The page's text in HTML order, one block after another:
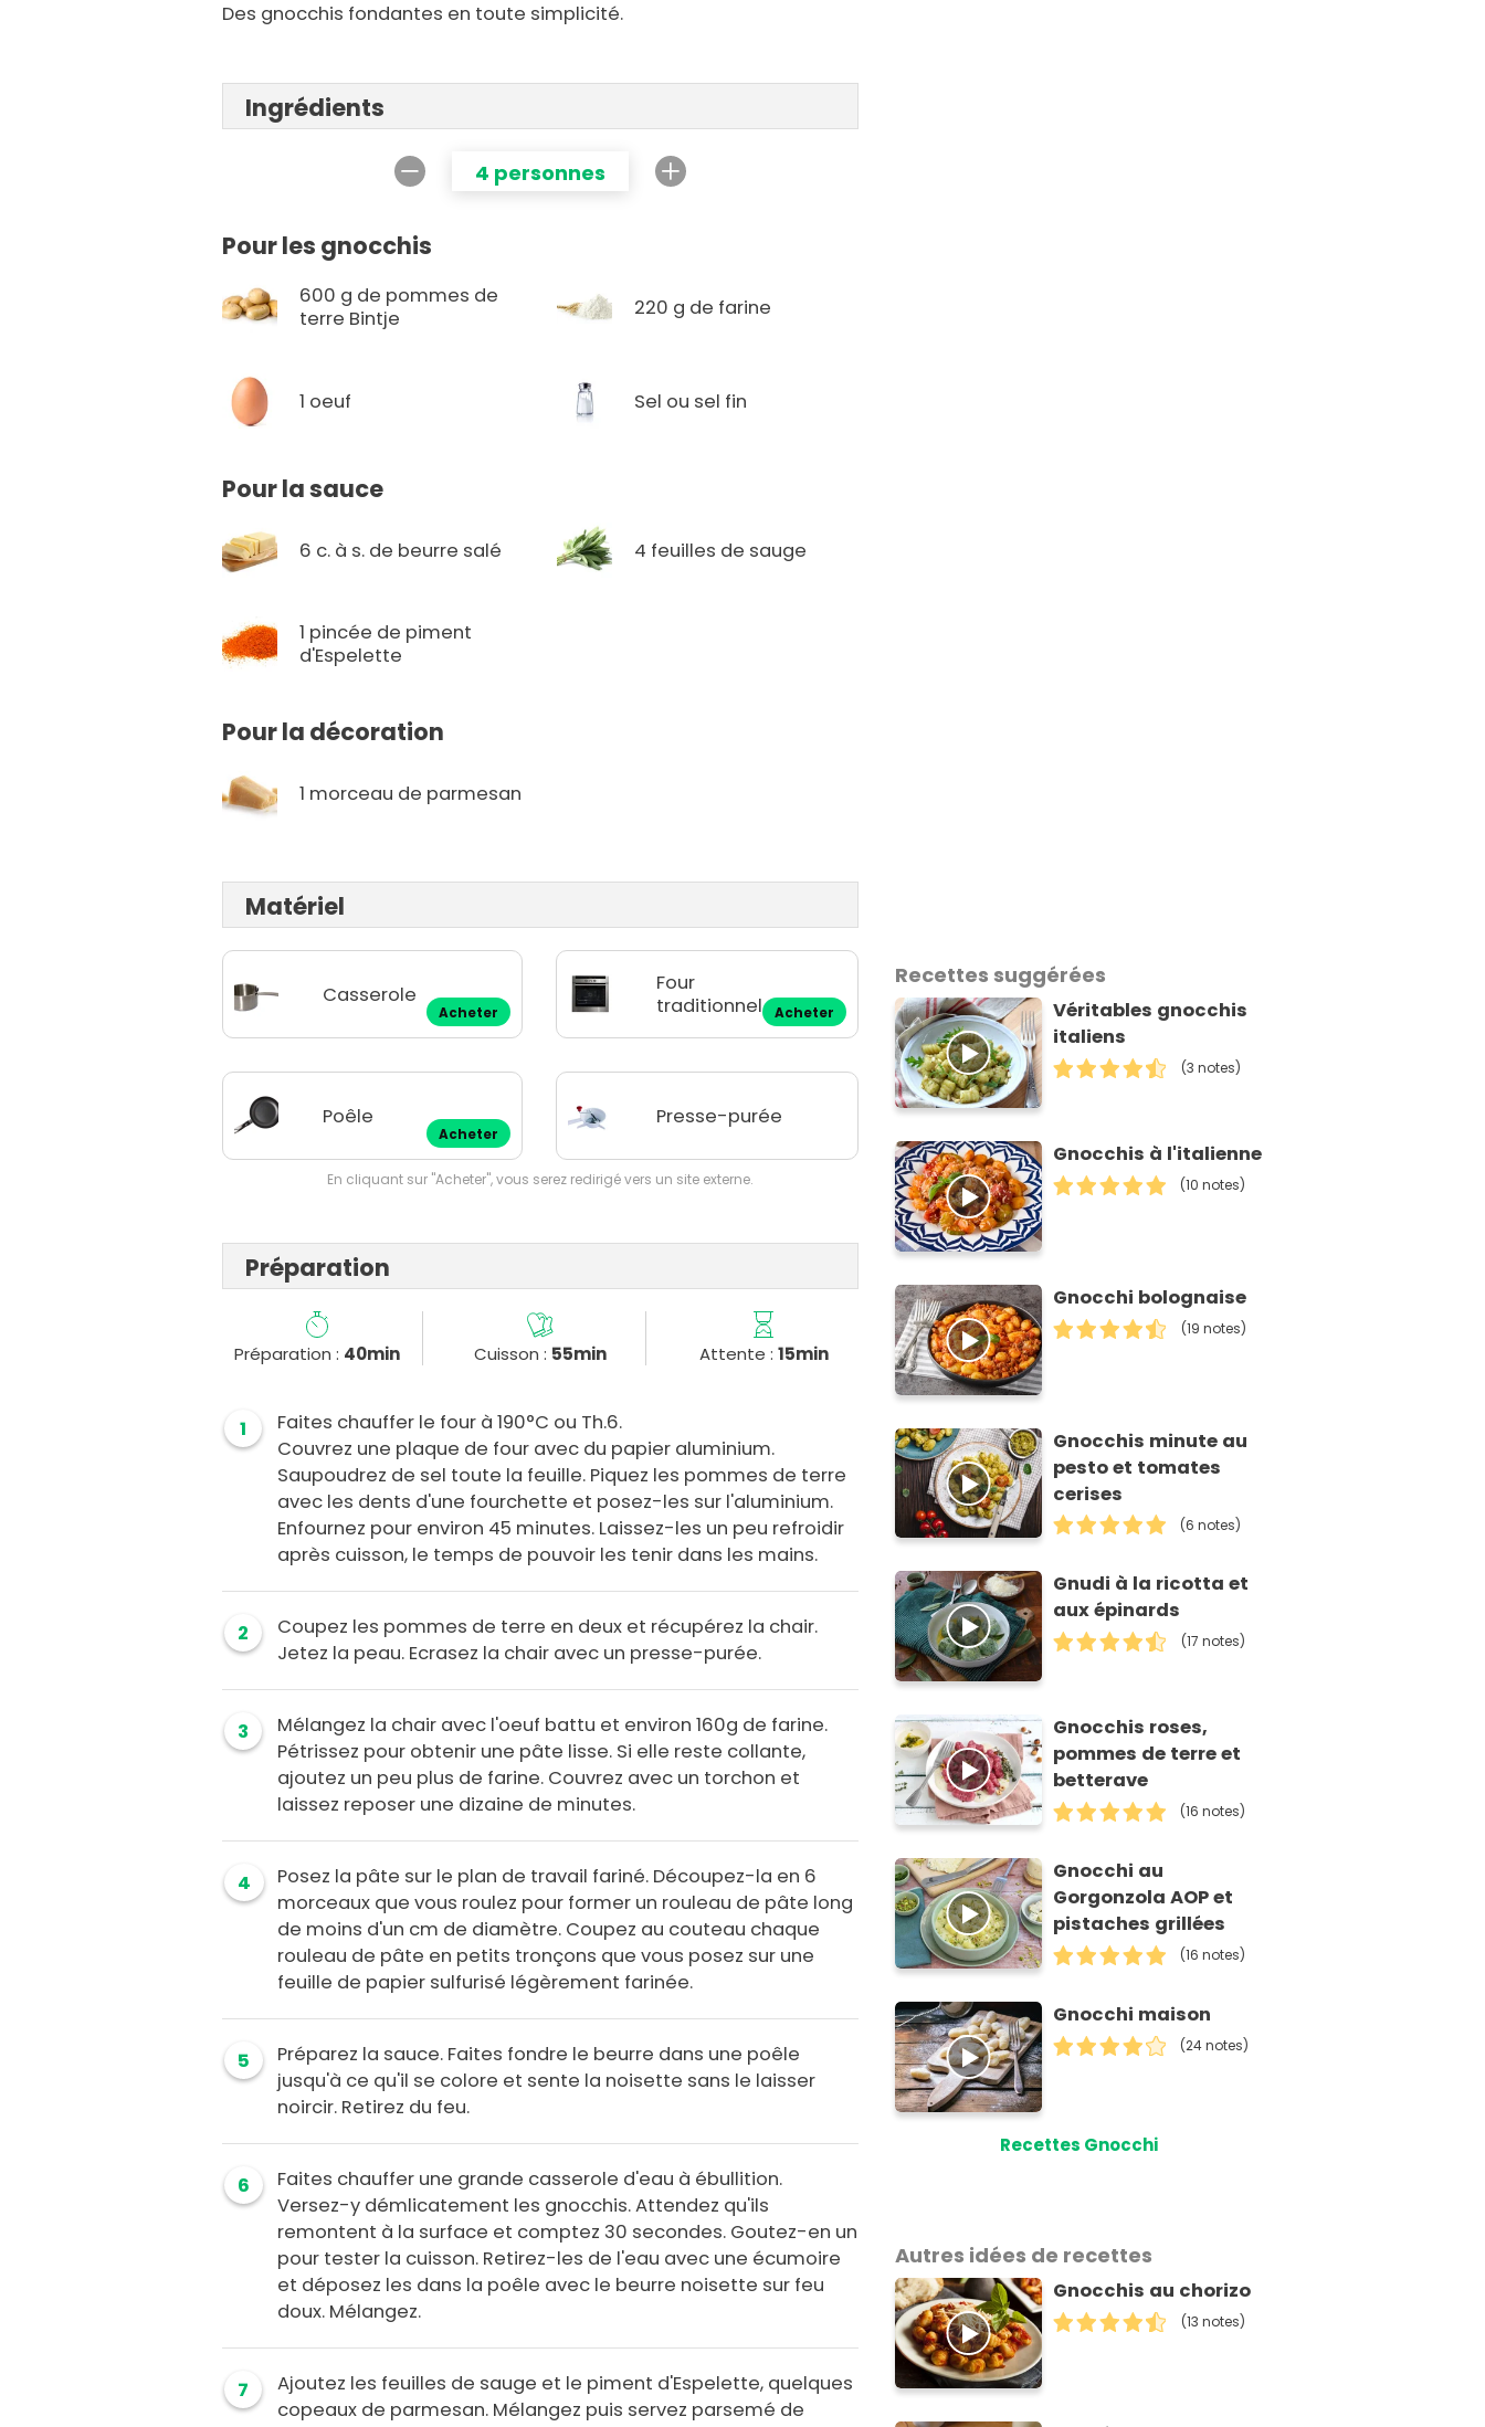
Des gnocchis fondantes en toute simplicité.
Ingrédients
4 personnes
Pour les gnocchis
600 g de pommes de
terre Bintje
220 g de farine
1 oeuf Sel ou sel fin
Pour la sauce
6 c. à s. de beurre salé 4 feuilles de sauge
1 pincée de piment
d'Espelette
Pour la décoration
1 morceau de parmesan
Matériel
Casserole
Acheter
Four
traditionnel
Acheter
Poêle
Acheter
Presse-purée
En cliquant sur "Acheter", vous serez redirigé vers un site externe.
Préparation
Préparation : 40min Cuisson : 55min Attente : 15min
1
Faites chauffer le four à 190°C ou Th.6.
Couvrez une plaque de four avec du papier aluminium.
Saupoudrez de sel toute la feuille. Piquez les pommes de terre
avec les dents d'une fourchette et posez-les sur l'aluminium.
Enfournez pour environ 45 minutes. Laissez-les un peu refroidir
après cuisson, le temps de pouvoir les tenir dans les mains.
2
Coupez les pommes de terre en deux et récupérez la chair.
Jetez la peau. Ecrasez la chair avec un presse-purée.
3
Mélangez la chair avec l'oeuf battu et environ 160g de farine.
Pétrissez pour obtenir une pâte lisse. Si elle reste collante,
ajoutez un peu plus de farine. Couvrez avec un torchon et
laissez reposer une dizaine de minutes.
4
Posez la pâte sur le plan de travail fariné. Découpez-la en 6
morceaux que vous roulez pour former un rouleau de pâte long
de moins d'un cm de diamètre. Coupez au couteau chaque
rouleau de pâte en petits tronçons que vous posez sur une
feuille de papier sulfurisé légèrement farinée.
5
Préparez la sauce. Faites fondre le beurre dans une poêle
jusqu'à ce qu'il se colore et sente la noisette sans le laisser
noircir. Retirez du feu.
6
Faites chauffer une grande casserole d'eau à ébullition.
Versez-y démlicatement les gnocchis. Attendez qu'ils
remontent à la surface et comptez 30 secondes. Goutez-en un
pour tester la cuisson. Retirez-les de l'eau avec une écumoire
et déposez les dans la poêle avec le beurre noisette sur feu
doux. Mélangez.
7
Ajoutez les feuilles de sauge et le piment d'Espelette, quelques
copeaux de parmesan. Mélangez puis servez parsemé de
Recettes suggérées
Véritables gnocchis
italiens
(3 notes)
Gnocchis à l'italienne
(10 notes)
Gnocchi bolognaise
(19 notes)
Gnocchis minute au
pesto et tomates
cerises
(6 notes)
Gnudi à la ricotta et
aux épinards
(17 notes)
Gnocchis roses,
pommes de terre et
betterave
(16 notes)
Gnocchi au
Gorgonzola AOP et
pistaches grillées
(16 notes)
Gnocchi maison
(24 notes)
Recettes Gnocchi
Autres idées de recettes
Gnocchis au chorizo
(13 notes)